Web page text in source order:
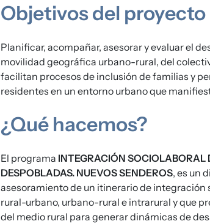
Objetivos del proyecto
Planificar, acompañar, asesorar y evaluar el
movilidad geográfica urbano-rural, del
facilitan procesos de inclusión de familias y
residentes en un entorno urbano que
¿Qué hacemos?
El programa INTEGRACIÓN SOCIOLABORAL
DESPOBLADAS. NUEVOS SENDEROS, es un
asesoramiento de un itinerario de
rural-urbano, urbano-rural e intrarural y que
del medio rural para generar dinámicas de